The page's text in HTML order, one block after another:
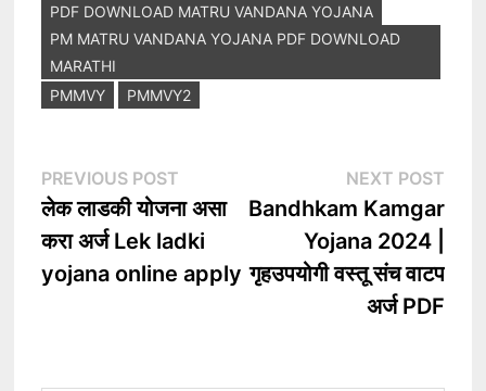
PDF DOWNLOAD MATRU VANDANA YOJANA
PM MATRU VANDANA YOJANA PDF DOWNLOAD
MARATHI
PMMVY
PMMVY2
Post
navigation
PREVIOUS POSTPrevious
post:
लेक लाडकी योजना असा
करा अर्ज Lek ladki
yojana online apply
NEXT POST
Bandhkam Kamgar
Yojana 2024 |
गृहउपयोगी वस्तू संच वाटप
अर्ज PDF